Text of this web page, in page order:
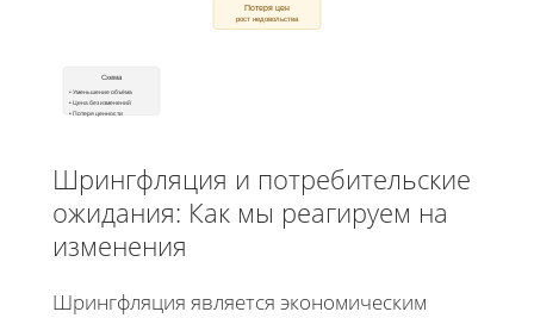
Потеря цен
рост недовольства
Схема
• Уменьшение объёма
• Цена без изменений
• Потеря ценности
Шрингфляция и потребительские
ожидания: Как мы реагируем на
изменения
Шрингфляция является экономическим